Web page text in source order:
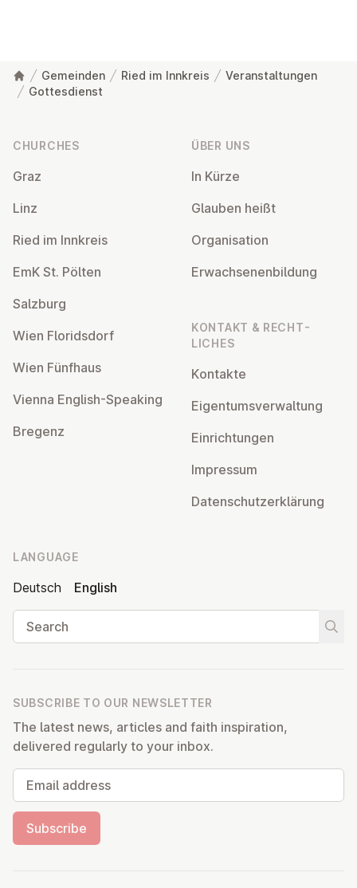
Gemeinden Ried im Innkreis
Veranstaltungen
Gottesdienst
CHURCHES
Graz
Linz
Ried im Innkreis
EmK St. Pölten
Salzburg
Wien Flor­idsdorf
Wien Fünfhaus
Vienna English-Speaking
Bregenz
ÜBER UNS
In Kürze
Glauben heißt
Or­gan­isa­tion
Er­wach­sen­en­bildung
KONTAKT & RECHT­
LICHES
Kontakte
Ei­gentums­ver­wal­tung
Ein­rich­tun­gen
Impressum
Datens­chutzerklärung
LANGUAGE
Deutsch
English
Search
SUBSCRIBE TO OUR NEWSLETTER
The latest news, articles and faith inspiration,
delivered regularly to your inbox.
Email address
Subscribe